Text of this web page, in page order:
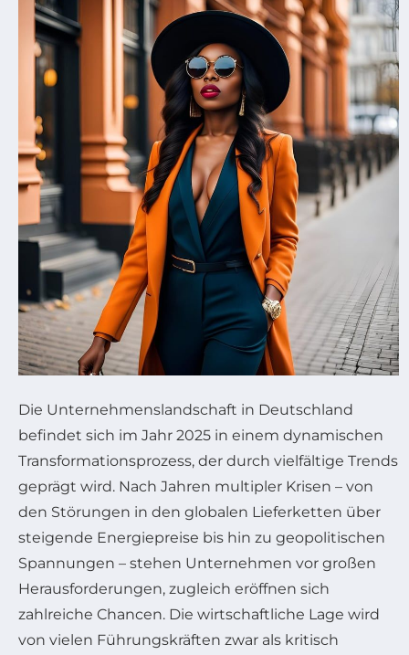
Die Unternehmenslandschaft in Deutschland
befindet sich im Jahr 2025 in einem dynamischen
Transformationsprozess, der durch vielfältige Trends
geprägt wird. Nach Jahren multipler Krisen – von
den Störungen in den globalen Lieferketten über
steigende Energiepreise bis hin zu geopolitischen
Spannungen – stehen Unternehmen vor großen
Herausforderungen, zugleich eröffnen sich
zahlreiche Chancen. Die wirtschaftliche Lage wird
von vielen Führungskräften zwar als kritisch